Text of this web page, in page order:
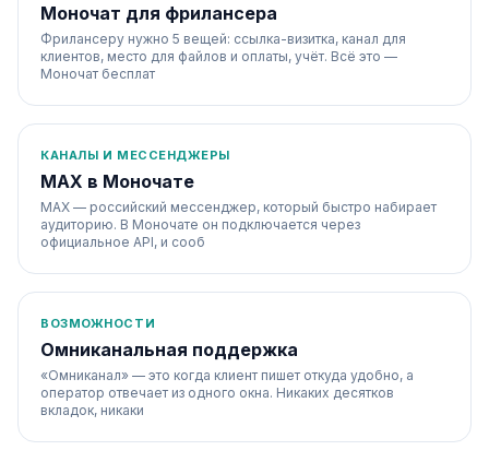
Моночат для фрилансера
Фрилансеру нужно 5 вещей: ссылка-визитка, канал для
клиентов, место для файлов и оплаты, учёт. Всё это —
Моночат бесплат
КАНАЛЫ И МЕССЕНДЖЕРЫ
MAX в Моночате
MAX — российский мессенджер, который быстро набирает
аудиторию. В Моночате он подключается через
официальное API, и сооб
ВОЗМОЖНОСТИ
Омниканальная поддержка
«Омниканал» — это когда клиент пишет откуда удобно, а
оператор отвечает из одного окна. Никаких десятков
вкладок, никаки